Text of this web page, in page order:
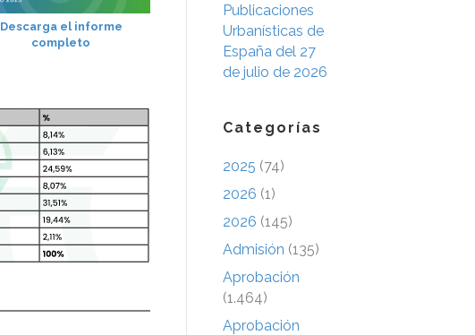
Descarga el informe
completo
Publicaciones
Urbanísticas de
España del 27
de julio de 2026
Categorías
2025 (74)
2026 (1)
2026 (145)
Admisión (135)
Aprobación
(1.464)
Aprobación